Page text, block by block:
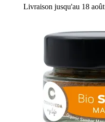
Livraison jusqu'au 18 août